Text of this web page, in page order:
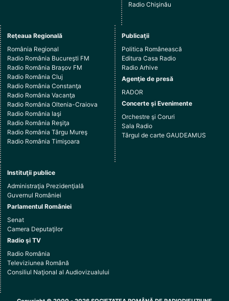
Radio Chişinău
Reţeaua Regională
România Regional
Radio România Bucureşti FM
Radio România Braşov FM
Radio România Cluj
Radio România Constanţa
Radio România Vacanţa
Radio România Oltenia-Craiova
Radio România Iaşi
Radio România Reşiţa
Radio România Târgu Mureş
Radio România Timişoara
Publicaţii
Politica Românească
Editura Casa Radio
Radio Arhive
Agenţie de presă
RADOR
Concerte şi Evenimente
Orchestre şi Coruri
Sala Radio
Târgul de carte GAUDEAMUS
Instituţii publice
Administraţia Prezidenţială
Guvernul României
Parlamentul României
Senat
Camera Deputaţilor
Radio şi TV
Radio România
Televiziunea Română
Consiliul Naţional al Audiovizualului